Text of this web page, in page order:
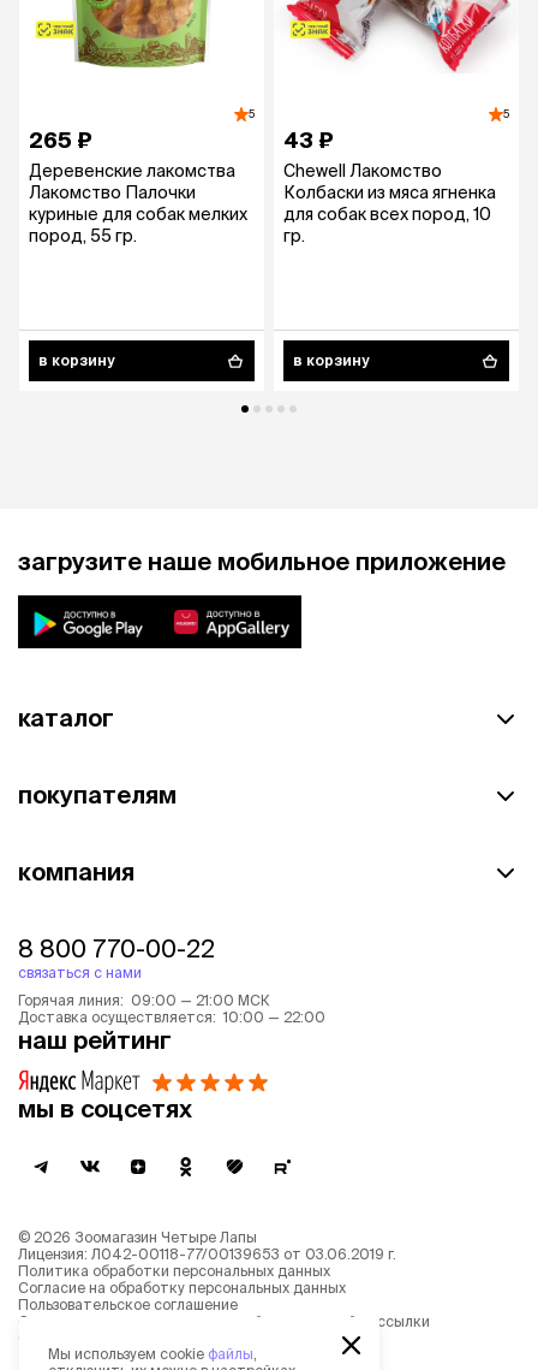
5
265 ₽
Деревенские лакомства
Лакомство Палочки
куриные для собак мелких
пород, 55 гр.
в корзину
5
43 ₽
Chewell Лакомство
Колбаски из мяса ягненка
для собак всех пород, 10
гр.
в корзину
загрузите наше мобильное приложение
каталог
покупателям
компания
8 800 770-00-22
связаться с нами
Горячая линия: 09:00 — 21:00 МСК
Доставка осуществляется: 10:00 — 22:00
наш рейтинг
мы в соцсетях
© 2026 Зоомагазин Четыре Лапы
Лицензия: Л042-00118-77/00139653 от 03.06.2019 г.
Политика обработки персональных данных
Согласие на обработку персональных данных
Пользовательское соглашение
Согласие на получение новостной и рекламной рассылки
Описание рекомендательных алгоритмов
Мы используем cookie файлы